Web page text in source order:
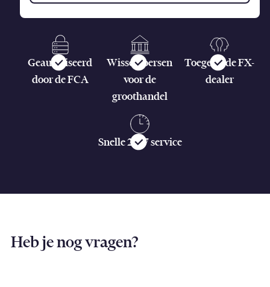
Geautoriseerd
door de FCA
Wisselkoersen
voor de
groothandel
Toegewijde FX-
dealer
Snelle 24/7 service
Heb je nog vragen?